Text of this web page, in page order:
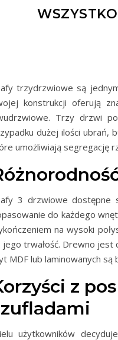
trzydrzwiowe są
konstrukcji oferują
Trzy drzwi
dużej ilości ubrań,
umożliwiają segregację
3 drzwiowe dostępne
do każdego
na wysoki
jego trwałość. Drewno jest
MDF lub laminowanych
z
użytkowników